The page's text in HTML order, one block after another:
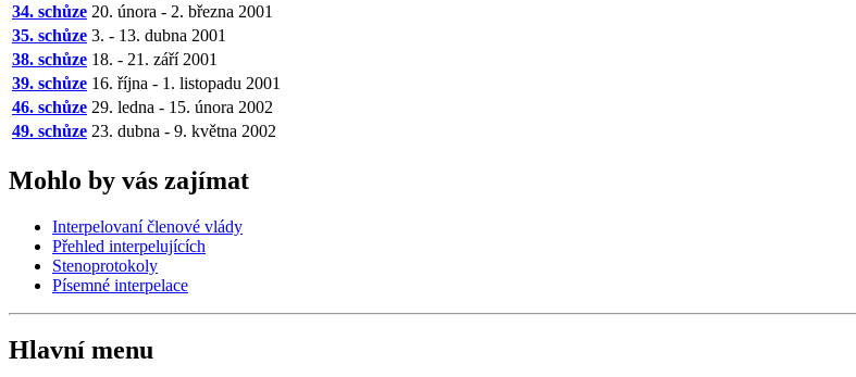
34. schůze 20. února - 2. března 2001
35. schůze 3. - 13. dubna 2001
38. schůze 18. - 21. září 2001
39. schůze 16. října - 1. listopadu 2001
46. schůze 29. ledna - 15. února 2002
49. schůze 23. dubna - 9. května 2002
Mohlo by vás zajímat
Interpelovaní členové vlády
Přehled interpelujících
Stenoprotokoly
Písemné interpelace
Hlavní menu